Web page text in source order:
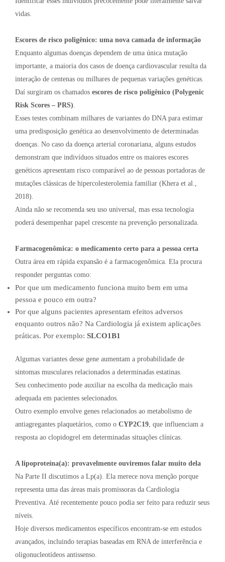
vidas.
Escores de risco poligênico: uma nova camada de informação
Enquanto algumas doenças dependem de uma única mutação
importante, a maioria dos casos de doença cardiovascular resulta da
interação de centenas ou milhares de pequenas variações genéticas.
Daí surgiram os chamados escores de risco poligênico (Polygenic
Risk Scores – PRS)
Esses testes combinam milhares de variantes do DNA para estimar
uma predisposição genética ao desenvolvimento de determinadas
doenças. No caso da doença arterial coronariana, alguns estudos
demonstram que indivíduos situados entre os maiores escores
genéticos apresentam risco comparável ao de pessoas portadoras de
mutações clássicas de hipercolesterolemia familiar (Khera et al.,
2018).
Ainda não se recomenda seu uso universal, mas essa tecnologia
poderá desempenhar papel crescente na prevenção personalizada.
Farmacogenômica: o medicamento certo para a pessoa certa
Outra área em rápida expansão é a farmacogenômica. Ela procura
responder perguntas como:
Por que um medicamento funciona muito bem em uma
pessoa e pouco em outra?
Por que alguns pacientes apresentam efeitos adversos
enquanto outros não? Na Cardiologia já existem aplicações
práticas. Por exemplo: SLCO1B1
Algumas variantes desse gene aumentam a probabilidade de
sintomas musculares relacionados a determinadas estatinas.
Seu conhecimento pode auxiliar na escolha da medicação mais
adequada em pacientes selecionados.
Outro exemplo envolve genes relacionados ao metabolismo de
antiagregantes plaquetários, como o CYP2C19, que influenciam a
resposta ao clopidogrel em determinadas situações clínicas.
A lipoproteína(a): provavelmente ouviremos falar muito dela
Na Parte II discutimos a Lp(a). Ela merece nova menção porque
representa uma das áreas mais promissoras da Cardiologia
Preventiva. Até recentemente pouco podia ser feito para reduzir seus
níveis.
Hoje diversos medicamentos específicos encontram-se em estudos
avançados, incluindo terapias baseadas em RNA de interferência e
oligonucleotídeos antissenso.